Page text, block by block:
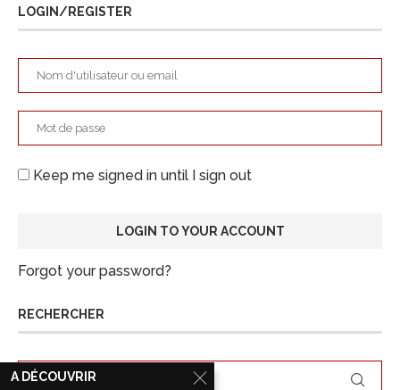
LOGIN/REGISTER
Keep me signed in until I sign out
Forgot your password?
RECHERCHER
A DÉCOUVRIR